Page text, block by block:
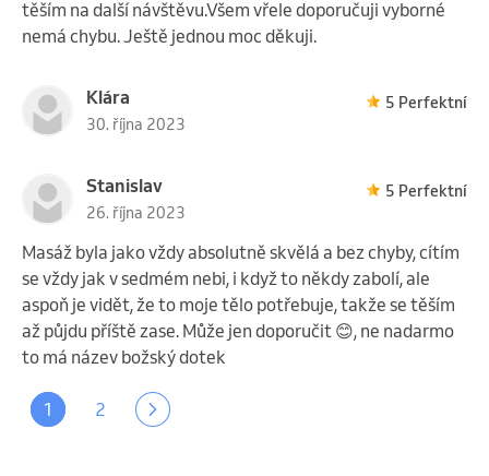
těším na další návštěvu.Všem vřele doporučuji vyborné
nemá chybu. Ještě jednou moc děkuji.
Klára
30. října 2023
5 Perfektní
Stanislav
26. října 2023
5 Perfektní
Masáž byla jako vždy absolutně skvělá a bez chyby, cítím
se vždy jak v sedmém nebi, i když to někdy zabolí, ale
aspoň je vidět, že to moje tělo potřebuje, takže se těším
až půjdu příště zase. Může jen doporučit 😊, ne nadarmo
to má název božský dotek
1 2